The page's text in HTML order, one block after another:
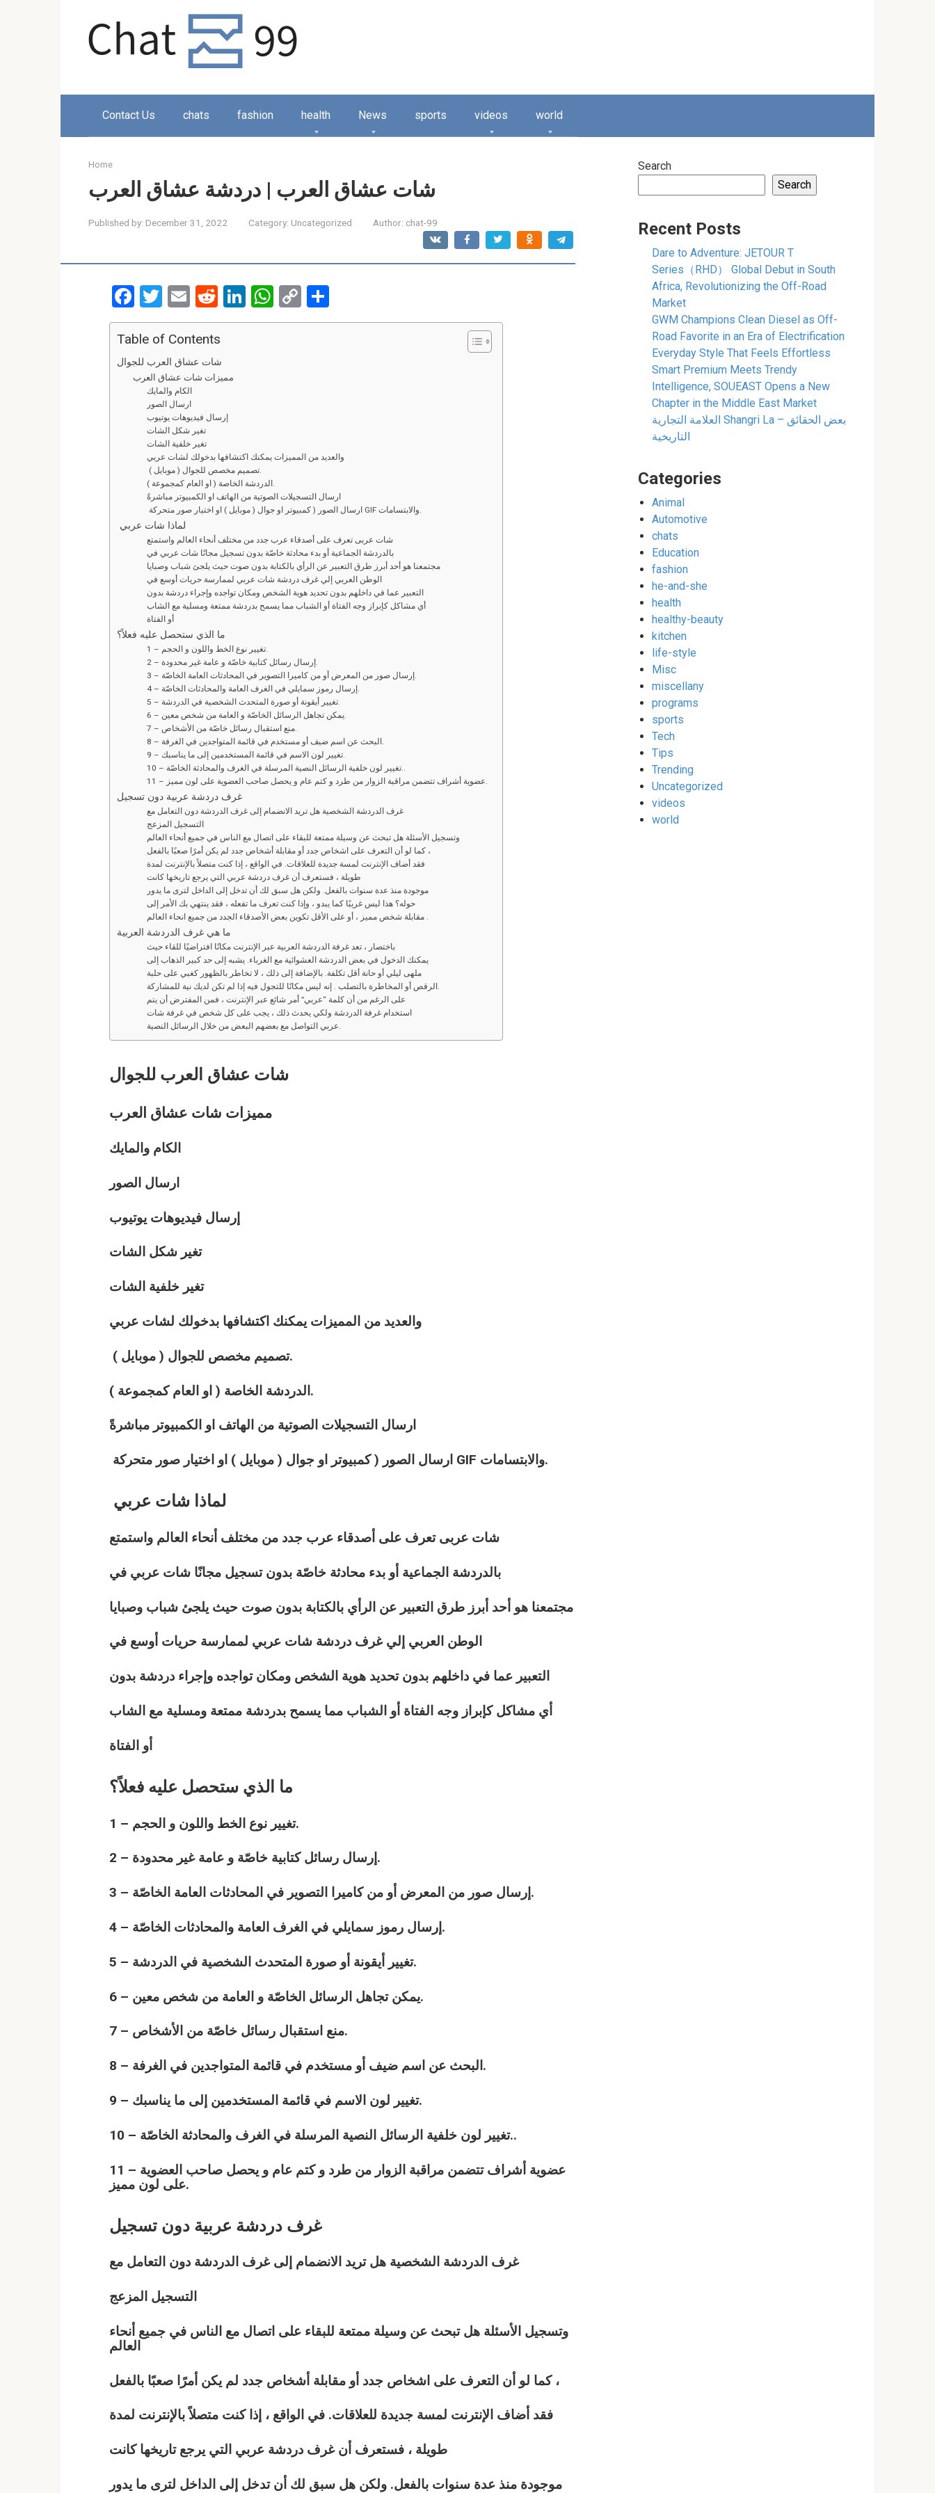
Contact Us chats fashion health News sports videos world
Home
شات عشاق العرب | دردشة عشاق العرب
Published by: December 31, 2022 Category: Uncategorized Author: chat-99
F
a
ce
b
o
T
wi
tt
er
E
m
ail
R
e
d
di
t
Li
n
W
h
C
o
h
Table of Contents
شات عشاق العرب للجوال
مميزات شات عشاق العرب
الكام والمايك
ارسال الصور
إرسال فيديوهات يوتيوب
تغير شكل الشات
تغير خلفية الشات
والعديد من المميزات يمكنك اكتشافها بدخولك لشات عربي
تصميم مخصص للجوال ( موبايل ).
الدردشة الخاصة ( او العام كمجموعة ).
ارسال التسجيلات الصوتية من الهاتف او الكمبيوتر مباشرةً
ارسال الصور ( كمبيوتر او جوال ( موبايل ) او اختيار صور متحركة GIF والابتسامات.
لماذا شات عربي
شات عربى تعرف على أصدقاء عرب جدد من مختلف أنحاء العالم واستمتع
بالدردشة الجماعية أو بدء محادثة خاصّة بدون تسجيل مجانًا شات عربي في
مجتمعنا هو أحد أبرز طرق التعبير عن الرأي بالكتابة بدون صوت حيث يلجئ شباب وصبايا
الوطن العربي إلي غرف دردشة شات عربي لممارسة حريات أوسع في
التعبير عما في داخلهم بدون تحديد هوية الشخص ومكان تواجده وإجراء دردشة بدون
أي مشاكل كإبراز وجه الفتاة أو الشباب مما يسمح بدردشة ممتعة ومسلية مع الشاب
أو الفتاة
ما الذي ستحصل عليه فعلاً؟
1 – تغيير نوع الخط واللون و الحجم.
2 – إرسال رسائل كتابية خاصّة و عامة غير محدودة.
3 – إرسال صور من المعرض أو من كاميرا التصوير في المحادثات العامة الخاصّة.
4 – إرسال رموز سمايلي في الغرف العامة والمحادثات الخاصّة.
5 – تغيير أيقونة أو صورة المتحدث الشخصية في الدردشة.
6 – يمكن تجاهل الرسائل الخاصّة و العامة من شخص معين.
7 – منع استقبال رسائل خاصّة من الأشخاص.
8 – البحث عن اسم ضيف أو مستخدم في قائمة المتواجدين في الغرفة.
9 – تغيير لون الاسم في قائمة المستخدمين إلى ما يناسبك.
10 – تغيير لون خلفية الرسائل النصية المرسلة في الغرف والمحادثة الخاصّة..
11 – عضوية أشراف تتضمن مراقبة الزوار من طرد و كتم عام و يحصل صاحب العضوية على لون مميز.
غرف دردشة عربية دون تسجيل
غرف الدردشة الشخصية هل تريد الانضمام إلى غرف الدردشة دون التعامل مع
التسجيل المزعج
وتسجيل الأسئلة هل تبحث عن وسيلة ممتعة للبقاء على اتصال مع الناس في جميع أنحاء العالم
كما لو أن التعرف على اشخاص جدد أو مقابلة أشخاص جدد لم يكن أمرًا صعبًا بالفعل ،
فقد أضاف الإنترنت لمسة جديدة للعلاقات. في الواقع ، إذا كنت متصلاً بالإنترنت لمدة
طويلة ، فستعرف أن غرف دردشة عربي التي يرجع تاريخها كانت
موجودة منذ عدة سنوات بالفعل. ولكن هل سبق لك أن تدخل إلى الداخل لترى ما يدور
حوله؟ هذا ليس غريبًا كما يبدو ، وإذا كنت تعرف ما تفعله ، فقد ينتهي بك الأمر إلى
مقابلة شخص مميز ، أو على الأقل تكوين بعض الأصدقاء الجدد من جميع انحاء العالم .
ما هي غرف الدردشة العربية
باختصار ، تعد غرفة الدردشة العربية عبر الإنترنت مكانًا افتراضيًا للقاء حيث
يمكنك الدخول في بعض الدردشة العشوائية مع الغرباء. يشبه إلى حد كبير الذهاب إلى
ملهى ليلي أو حانة أقل تكلفة. بالإضافة إلى ذلك ، لا تخاطر بالظهور كغبي على حلبة
الرقص أو المخاطرة بالتصلب . إنه ليس مكانًا للتجول فيه إذا لم تكن لديك نية للمشاركة.
على الرغم من أن كلمة “عربي” أمر شائع عبر الإنترنت ، فمن المفترض أن يتم
استخدام غرفة الدردشة ولكي يحدث ذلك ، يجب على كل شخص في غرفة شات
عربي التواصل مع بعضهم البعض من خلال الرسائل النصية.
شات عشاق العرب للجوال
مميزات شات عشاق العرب
الكام والمايك
ارسال الصور
إرسال فيديوهات يوتيوب
تغير شكل الشات
تغير خلفية الشات
والعديد من المميزات يمكنك اكتشافها بدخولك لشات عربي
تصميم مخصص للجوال ( موبايل ).
الدردشة الخاصة ( او العام كمجموعة ).
ارسال التسجيلات الصوتية من الهاتف او الكمبيوتر مباشرةً
ارسال الصور ( كمبيوتر او جوال ( موبايل ) او اختيار صور متحركة GIF والابتسامات.
لماذا شات عربي
شات عربى تعرف على أصدقاء عرب جدد من مختلف أنحاء العالم واستمتع
بالدردشة الجماعية أو بدء محادثة خاصّة بدون تسجيل مجانًا شات عربي في
مجتمعنا هو أحد أبرز طرق التعبير عن الرأي بالكتابة بدون صوت حيث يلجئ شباب وصبايا
الوطن العربي إلي غرف دردشة شات عربي لممارسة حريات أوسع في
التعبير عما في داخلهم بدون تحديد هوية الشخص ومكان تواجده وإجراء دردشة بدون
أي مشاكل كإبراز وجه الفتاة أو الشباب مما يسمح بدردشة ممتعة ومسلية مع الشاب
أو الفتاة
ما الذي ستحصل عليه فعلاً؟
1 – تغيير نوع الخط واللون و الحجم.
2 – إرسال رسائل كتابية خاصّة و عامة غير محدودة.
3 – إرسال صور من المعرض أو من كاميرا التصوير في المحادثات العامة الخاصّة.
4 – إرسال رموز سمايلي في الغرف العامة والمحادثات الخاصّة.
5 – تغيير أيقونة أو صورة المتحدث الشخصية في الدردشة.
6 – يمكن تجاهل الرسائل الخاصّة و العامة من شخص معين.
7 – منع استقبال رسائل خاصّة من الأشخاص.
8 – البحث عن اسم ضيف أو مستخدم في قائمة المتواجدين في الغرفة.
9 – تغيير لون الاسم في قائمة المستخدمين إلى ما يناسبك.
10 – تغيير لون خلفية الرسائل النصية المرسلة في الغرف والمحادثة الخاصّة..
11 – عضوية أشراف تتضمن مراقبة الزوار من طرد و كتم عام و يحصل صاحب العضوية
على لون مميز.
غرف دردشة عربية دون تسجيل
غرف الدردشة الشخصية هل تريد الانضمام إلى غرف الدردشة دون التعامل مع
التسجيل المزعج
وتسجيل الأسئلة هل تبحث عن وسيلة ممتعة للبقاء على اتصال مع الناس في جميع أنحاء
العالم
كما لو أن التعرف على اشخاص جدد أو مقابلة أشخاص جدد لم يكن أمرًا صعبًا بالفعل ،
فقد أضاف الإنترنت لمسة جديدة للعلاقات. في الواقع ، إذا كنت متصلاً بالإنترنت لمدة
طويلة ، فستعرف أن غرف دردشة عربي التي يرجع تاريخها كانت
موجودة منذ عدة سنوات بالفعل. ولكن هل سبق لك أن تدخل إلى الداخل لترى ما يدور
Search
Search
Recent Posts
Dare to Adventure: JETOUR T
Series（RHD） Global Debut in South
Africa, Revolutionizing the Off-Road
Market
GWM Champions Clean Diesel as Off-
Road Favorite in an Era of Electrification
Everyday Style That Feels Effortless
Smart Premium Meets Trendy
Intelligence, SOUEAST Opens a New
Chapter in the Middle East Market
العلامة التجارية Shangri La – بعض الحقائق
التاريخية
Categories
Animal
Automotive
chats
Education
fashion
he-and-she
health
healthy-beauty
kitchen
life-style
Misc
miscellany
programs
sports
Tech
Tips
Trending
Uncategorized
videos
world